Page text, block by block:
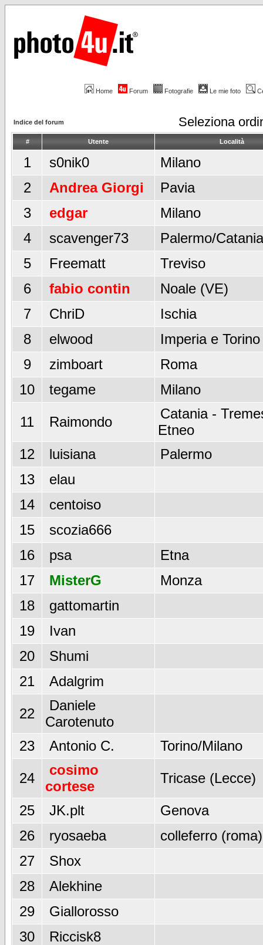
Home Forum Fotografie Le mie foto
Indice del forum Seleziona
# Utente Località
1 s0nik0
Milano
2
Andrea Giorgi
Pavia
3
edgar
Milano
4
scavenger73
Palermo/Catania
5
Freematt
Treviso
6
fabio contin
Noale (VE)
7
ChriD
Ischia
8
elwood
Imperia e Torino
9
zimboart
Roma
10
tegame Milano
11 Raimondo
Catania -
Etneo
12
luisiana
Palermo
13
elau
14
centoiso
15
scozia666
16
psa
Etna
17
MisterG
Monza
18
gattomartin
19
Ivan
20
Shumi
21
Adalgrim
22
Daniele
Carotenuto
23
Antonio C. Torino/Milano
24
cosimo
cortese
Tricase (Lecce)
25 JK.plt
Genova
26
ryosaeba
colleferro (roma)
27
Shox
28
Alekhine
29
Giallorosso
30
Riccisk8